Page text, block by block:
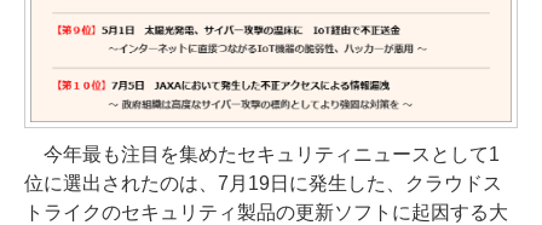
今年最も注目を集めたセキュリティニュースとして1
位に選出されたのは、7月19日に発生した、クラウドス
トライクのセキュリティ製品の更新ソフトに起因する大